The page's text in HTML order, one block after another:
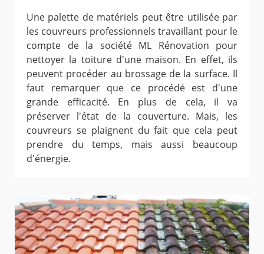
Une palette de matériels peut être utilisée par
les couvreurs professionnels travaillant pour le
compte de la société ML Rénovation pour
nettoyer la toiture d'une maison. En effet, ils
peuvent procéder au brossage de la surface. Il
faut remarquer que ce procédé est d'une
grande efficacité. En plus de cela, il va
préserver l'état de la couverture. Mais, les
couvreurs se plaignent du fait que cela peut
prendre du temps, mais aussi beaucoup
d'énergie.